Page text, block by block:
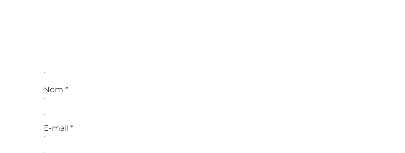
Nom *
E-mail *